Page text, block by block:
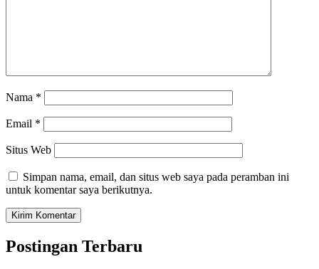
Nama *
Email *
Situs Web
Simpan nama, email, dan situs web saya pada peramban ini
untuk komentar saya berikutnya.
Postingan Terbaru